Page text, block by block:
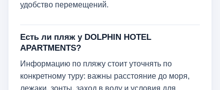
удобство перемещений.
Есть ли пляж у DOLPHIN HOTEL
APARTMENTS?
Информацию по пляжу стоит уточнять по
конкретному туру: важны расстояние до моря,
лежаки, зонты, заход в воду и условия для